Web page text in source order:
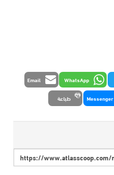
WhatsApp
Email
Messenger طباعة